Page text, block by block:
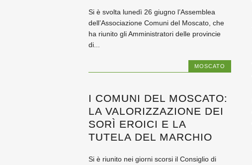
Si è svolta lunedì 26 giugno l’Assemblea
dell’Associazione Comuni del Moscato, che
ha riunito gli Amministratori delle provincie
di...
MOSCATO
I COMUNI DEL MOSCATO:
LA VALORIZZAZIONE DEI
SORÌ EROICI E LA
TUTELA DEL MARCHIO
Si è riunito nei giorni scorsi il Consiglio di